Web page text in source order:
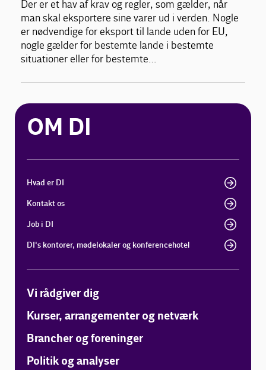
Der er et hav af krav og regler, som gælder, når
man skal eksportere sine varer ud i verden. Nogle
er nødvendige for eksport til lande uden for EU,
nogle gælder for bestemte lande i bestemte
situationer eller for bestemte…
OM DI
Hvad er DI
Kontakt os
Job i DI
DI's kontorer, mødelokaler og konferencehotel
Vi rådgiver dig
Kurser, arrangementer og netværk
Brancher og foreninger
Politik og analyser